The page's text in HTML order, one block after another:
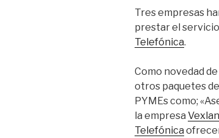
Tres empresas
prestar el
Telefónica.
Como novedad
otros paquetes
PYMEs como;
la empresa Vexlan
Telefónica